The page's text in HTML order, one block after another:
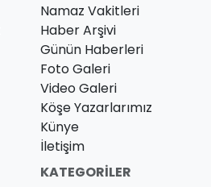
Namaz Vakitleri
Haber Arşivi
Günün Haberleri
Foto Galeri
Video Galeri
Köşe Yazarlarımız
Künye
İletişim
KATEGORILER